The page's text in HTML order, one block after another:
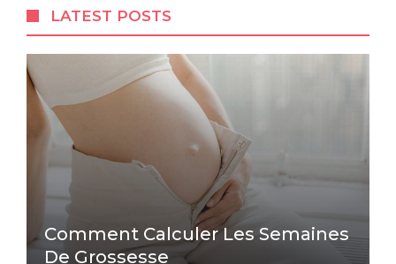
LATEST POSTS
Comment Calculer Les Semaines
De Grossesse